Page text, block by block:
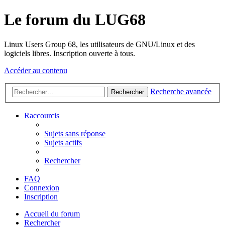
Le forum du LUG68
Linux Users Group 68, les utilisateurs de GNU/Linux et des
logiciels libres. Inscription ouverte à tous.
Accéder au contenu
Rechercher Recherche avancée
Raccourcis
Sujets sans réponse
Sujets actifs
Rechercher
FAQ
Connexion
Inscription
Accueil du forum
Rechercher